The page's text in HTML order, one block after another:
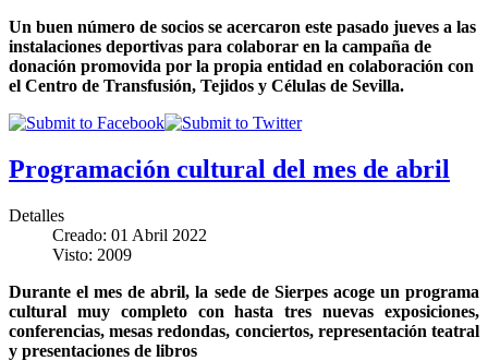
Un buen número de socios se acercaron este pasado jueves a las
instalaciones deportivas para colaborar en la campaña de
donación promovida por la propia entidad en colaboración con
el Centro de Transfusión, Tejidos y Células de Sevilla.
Programación cultural del mes de abril
Detalles
Creado: 01 Abril 2022
Visto: 2009
Durante el mes de abril, la sede de Sierpes acoge un programa
cultural muy completo con hasta tres nuevas exposiciones,
conferencias, mesas redondas, conciertos, representación teatral
y presentaciones de libros